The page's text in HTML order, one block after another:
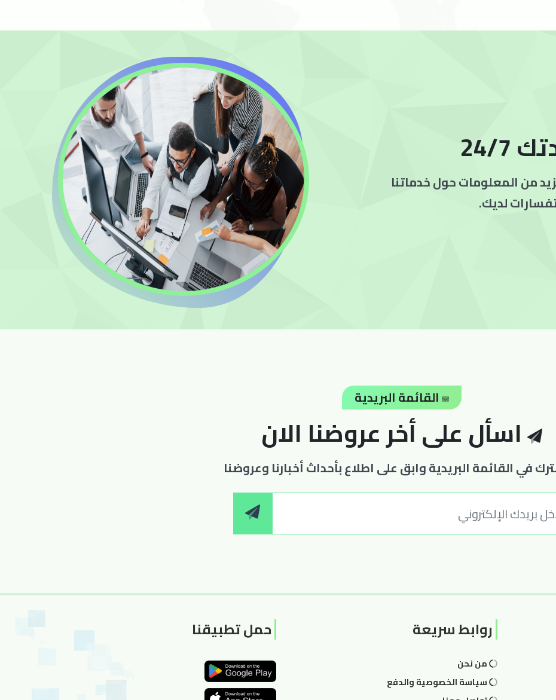
7
من المعلومات حول خدماتنا
لديك.
القائمة البريدية
اسأل على أخر عروضنا الان
في القائمة البريدية وابق على اطلاع بأحداث أخبارنا وعروضنا
روابط سريعة
من نحن
سياسة الخصوصية والدفع
حمل تطبيقنا